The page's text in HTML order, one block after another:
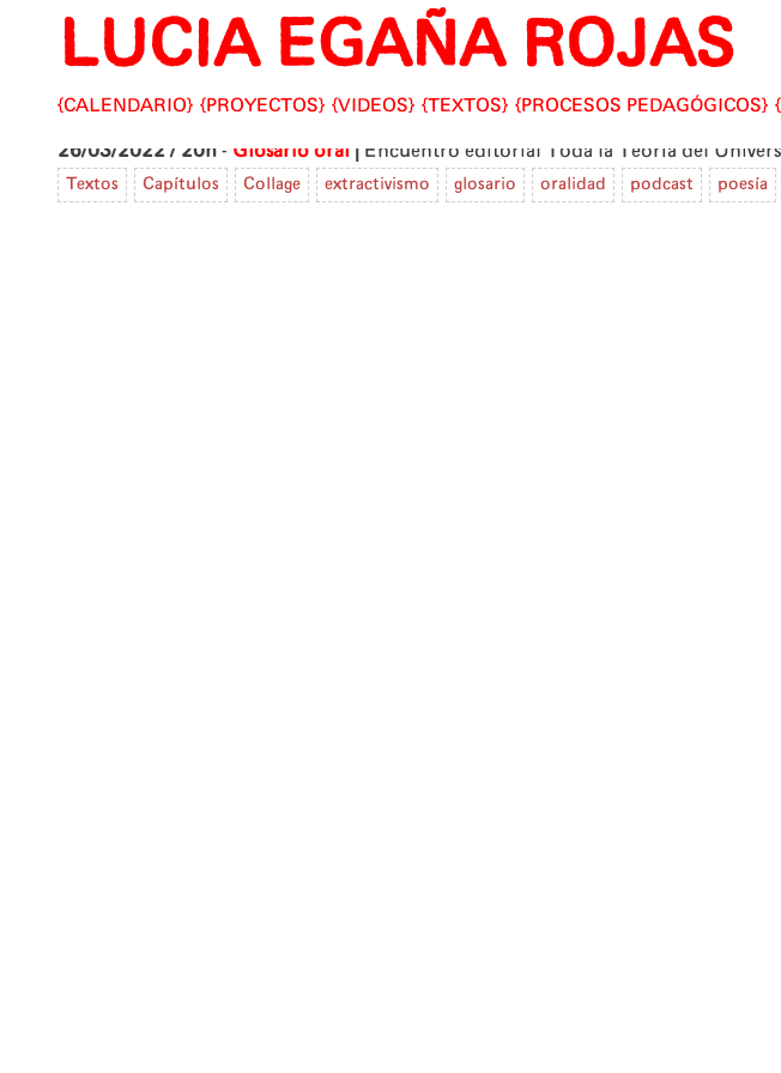
Skip
content
LUCIA EGAÑA ROJAS
CALENDARIO PROYECTOS VIDEOS TEXTOS PROCESOS PEDAGÓGICOS
26/03/2022 / 20h - Glosario oral | Encuentro editorial Toda la Teoría del
Textos Capítulos Collage extractivismo glosario oralidad podcast poesía